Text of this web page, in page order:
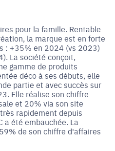
pour la famille. Rentable
la marque est en forte
: +35% en 2024 (vs 2023)
La société conçoit,
gamme de produits
déco à ses débuts, elle
partie et avec succès sur
Elle réalise son chiffre
et 20% via son site
rapidement depuis
a été embauchée. La
de son chiffre d'affaires